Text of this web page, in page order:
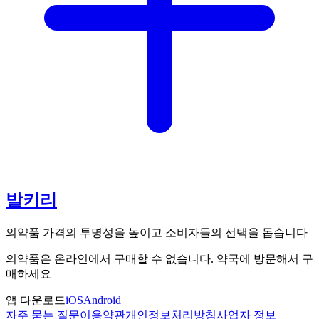
발키리
의약품 가격의 투명성을 높이고 소비자들의 선택을 돕습니다
의약품은 온라인에서 구매할 수 없습니다. 약국에 방문해서 구
매하세요
앱 다운로드iOSAndroid
자주 묻는 질문이용약관개인정보처리방침사업자 정보